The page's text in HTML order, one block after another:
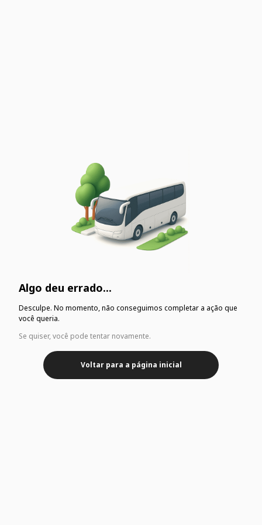
Algo deu errado...
Desculpe. No momento, não conseguimos completar a ação que
você queria.
Se quiser, você pode tentar novamente.
Voltar para a página inicial